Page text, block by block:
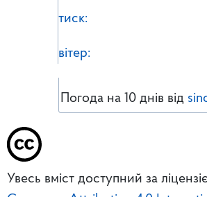
тиск:
вітер:
Погода на 10 днів від
Увесь вміст доступний за